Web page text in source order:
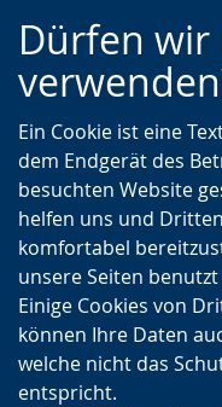
Dürfen wir
Ein Cookie ist eine
dem Endgerät des
besuchten Website
helfen uns und
komfortabel
unsere Seiten
Einige Cookies von
können Ihre Daten
welche nicht das
entspricht.